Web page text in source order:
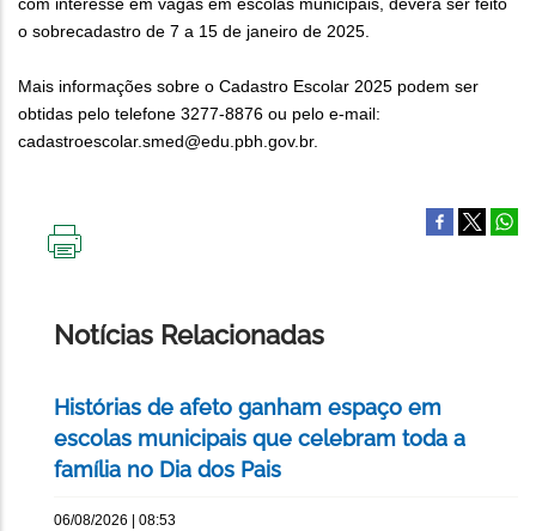
com interesse em vagas em escolas municipais, deverá ser feito
o sobrecadastro de 7 a 15 de janeiro de 2025.
Mais informações sobre o Cadastro Escolar 2025 podem ser
obtidas pelo telefone 3277-8876 ou pelo e-mail:
cadastroescolar.smed@edu.pbh.gov.br.
Notícias Relacionadas
Histórias de afeto ganham espaço em
escolas municipais que celebram toda a
família no Dia dos Pais
06/08/2026 | 08:53